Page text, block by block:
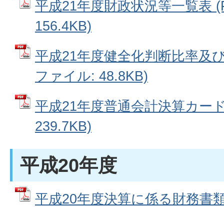
平成21年度財政状況等一覧表
156.4KB)
平成21年度健全化判断比率及
ファイル: 48.8KB)
平成21年度普通会計決算カー
239.7KB)
平成20年度
平成20年度決算に係る財務書